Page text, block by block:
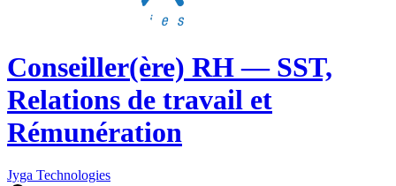
Conseiller(ère) RH — SST,
Relations de travail et
Rémunération
Jyga Technologies